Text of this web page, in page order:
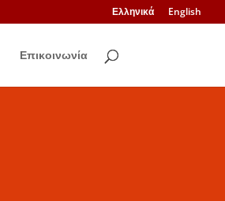
Ελληνικά English
Επικοινωνία